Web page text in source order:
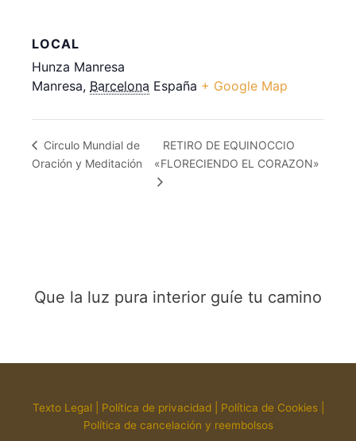
LOCAL
Hunza Manresa
Manresa, Barcelona España + Google Map
Circulo Mundial de
Oración y Meditación
RETIRO DE EQUINOCCIO
«FLORECIENDO EL CORAZON»
Que la luz pura interior guíe tu camino
Texto Legal Política de privacidad| Política de Cookies|
Política de cancelación y reembolsos